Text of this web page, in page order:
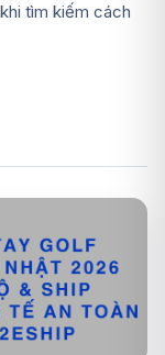
tìm kiếm cách